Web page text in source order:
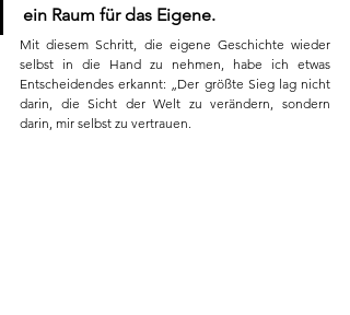
ein Raum für das Eigene.
Mit diesem Schritt, die eigene Geschichte wieder
selbst in die Hand zu nehmen, habe ich etwas
Entscheidendes erkannt: „Der größte Sieg lag nicht
darin, die Sicht der Welt zu verändern, sondern
darin, mir selbst zu vertrauen.